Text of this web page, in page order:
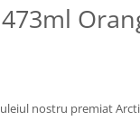
nostru premiat